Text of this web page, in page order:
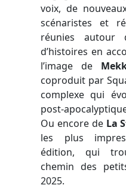
voix, de
scénaristes et
réunies autour
d’histoires en
l’image de
coproduit par
complexe qui
post-
Ou encore de La
les plus
édition, qui
chemin des
2025.